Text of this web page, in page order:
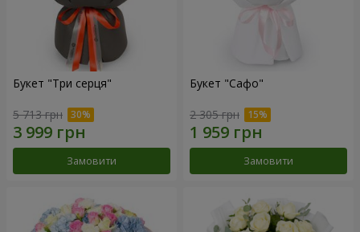
Букет "Три серця"
5 713 грн
Замовити
Букет "Сафо"
2 305 грн
Замовити